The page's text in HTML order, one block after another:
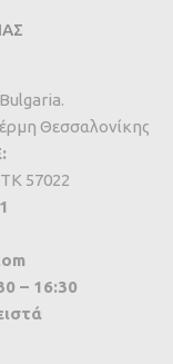
Θεσσαλονίκης
57022
– 16:30